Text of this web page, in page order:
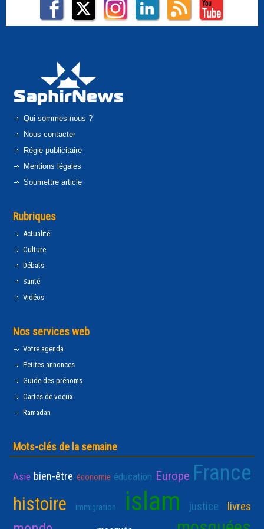
Qui sommes-nous ?
Nous contacter
Régie publicitaire
Mentions légales
Soumettre article
Rubriques
Actualité
Culture
Débats
Santé
Vidéos
Nos services web
Votre agenda
Petites annonces
Guide des prénoms
Cartes de voeux
Ramadan
Mots-clés de la semaine
Asie bien-être économie éducation Europe France
histoire immigration islam justice livres